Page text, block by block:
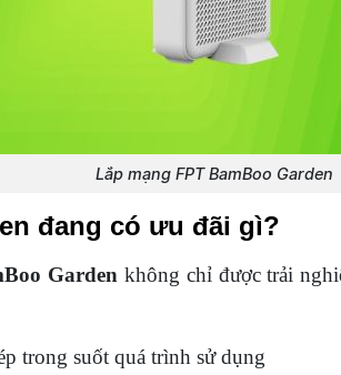
Lắp mạng FPT BamBoo Garden
đang có ưu đãi gì?
Garden không chỉ được trải
trong suốt quá trình sử dụng